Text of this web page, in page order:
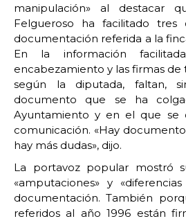
manipulación» al destacar
Felgueroso ha facilitado tres
documentación referida a la
En la información
encabezamiento y las firmas de
según la diputada, faltan,
documento que se ha
Ayuntamiento y en el que se
comunicación. «Hay
hay más dudas», dijo.
La portavoz popular mostró
«amputaciones» y
documentación. También
referidos al año 1996 están